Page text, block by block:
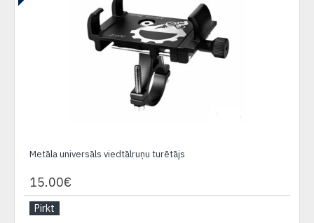
Metāla universāls viedtālruņu turētājs
15.00€
Pirkt